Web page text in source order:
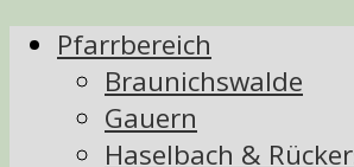
Pfarrbereich
Braunichswalde
Gauern
Haselbach &